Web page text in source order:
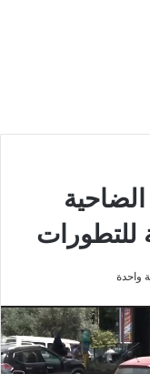
للتطورات
واحدة